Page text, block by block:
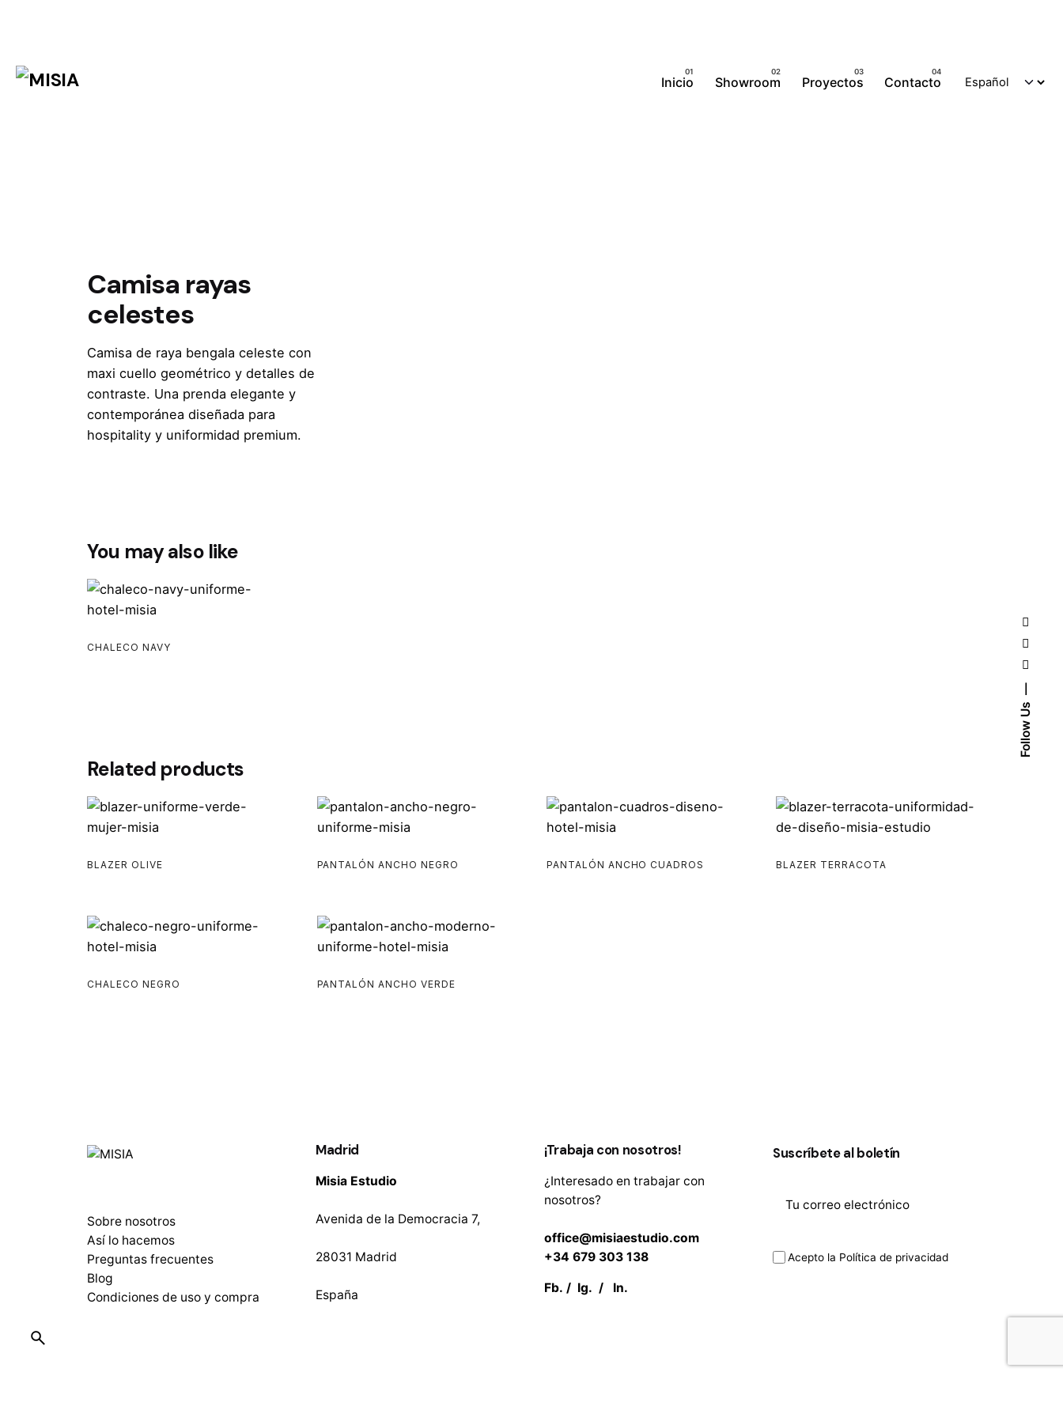
Follow Us
Inicio Showroom Proyectos Contacto
Camisa rayas
celestes
Camisa de raya bengala celeste con
maxi cuello geométrico y detalles de
contraste. Una prenda elegante y
contemporánea diseñada para
hospitality y uniformidad premium.
You may also like
CHALECO NAVY
Related products
BLAZER OLIVE PANTALÓN ANCHO NEGRO PANTALÓN ANCHO CUADROS BLAZER TERRACOTA
CHALECO NEGRO PANTALÓN ANCHO VERDE
Sobre nosotros
Así lo hacemos
Preguntas frecuentes
Blog
Condiciones de uso y compra
Madrid
Misia Estudio
Avenida de la Democracia 7,
28031 Madrid
España
¡Trabaja con nosotros!
¿Interesado en trabajar con
nosotros?
office@misiaestudio.com
+34 679 303 138
Fb. / Ig. / In.
Suscríbete al boletín
Acepto la Política de privacidad